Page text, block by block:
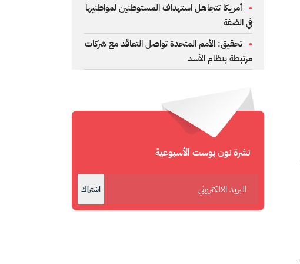
أمريكا تتجاهل استهداف المستوطنين لمواطنيها
في الضفة
تحقيق: الأمم المتحدة تواصل التعاقد مع شركات
مرتبطة بنظام الأسد
نشرة نون بوست الأسبوعية
اشتراك